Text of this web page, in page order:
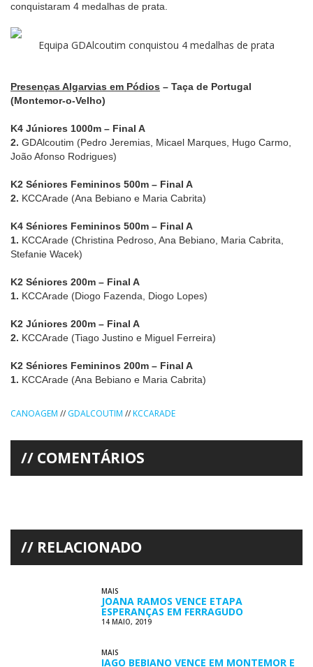
conquistaram 4 medalhas de prata.
Equipa GDAlcoutim conquistou 4 medalhas de prata
Presenças Algarvias em Pódios – Taça de Portugal
(Montemor-o-Velho)
K4 Júniores 1000m – Final A
2. GDAlcoutim (Pedro Jeremias, Micael Marques, Hugo Carmo,
João Afonso Rodrigues)
K2 Séniores Femininos 500m – Final A
2. KCCArade (Ana Bebiano e Maria Cabrita)
K4 Séniores Femininos 500m – Final A
1. KCCArade (Christina Pedroso, Ana Bebiano, Maria Cabrita,
Stefanie Wacek)
K2 Séniores 200m – Final A
1. KCCArade (Diogo Fazenda, Diogo Lopes)
K2 Júniores 200m – Final A
2. KCCArade (Tiago Justino e Miguel Ferreira)
K2 Séniores Femininos 200m – Final A
1. KCCArade (Ana Bebiano e Maria Cabrita)
CANOAGEM // GDALCOUTIM //KCCARADE
COMENTÁRIOS
RELACIONADO
MAIS
JOANA RAMOS VENCE ETAPA
ESPERANÇAS EM FERRAGUDO
14 MAIO, 2019
MAIS
IAGO BEBIANO VENCE EM MONTEMOR E